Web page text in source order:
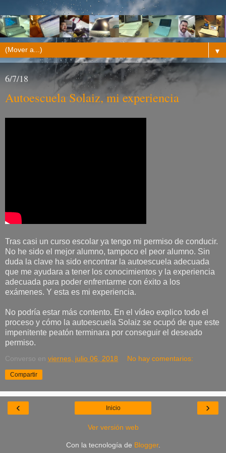
▼
6/7/18
Autoescuela Solaiz, mi experiencia
Tras casi un curso escolar ya tengo mi permiso de conducir.
No he sido el mejor alumno, tampoco el peor alumno. Sin
duda la clave ha sido encontrar la autoescuela adecuada
que me ayudara a tener los conocimientos y la experiencia
adecuada para poder enfrentarme con éxito a los
exámenes. Y esta es mi experiencia.
No podría estar más contento. En el vídeo explico todo el
proceso y cómo la autoescuela Solaiz se ocupó de que este
impenitente peatón terminara por conseguir el deseado
permiso.
Converso en viernes, julio 06, 2018 No hay comentarios:
Compartir
‹ ›
Inicio
Ver versión web
Con la tecnología de Blogger.